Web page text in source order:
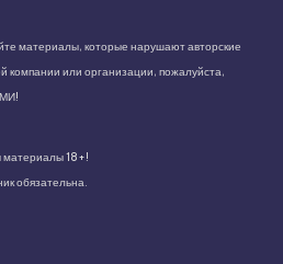
материалы, которые нарушают авторские
или организации, пожалуйста,
материалы 18+!
обязательна.